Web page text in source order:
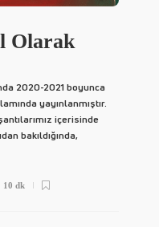
Olarak
2020-2021 boyunca
yayınlanmıştır.
içerisinde
bakıldığında,
10 dk